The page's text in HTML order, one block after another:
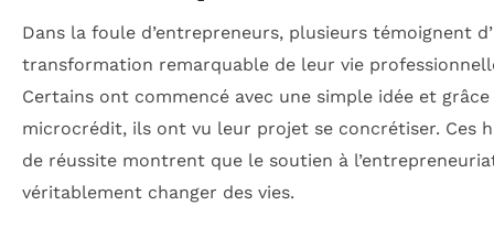
Dans la foule d’entrepreneurs, plusieurs témoignent
transformation remarquable de leur vie
Certains ont commencé avec une simple idée et grâce
microcrédit, ils ont vu leur projet se concrétiser. Ces
de réussite montrent que le soutien à
véritablement changer des vies.